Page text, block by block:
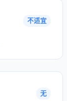
不适宜
无